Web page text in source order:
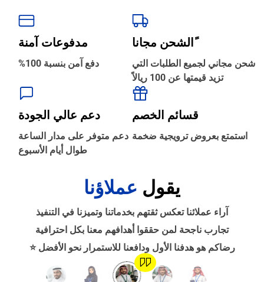
ًالشحن مجانا
شحن مجاني لجميع الطلبات التي
تزيد قيمتها عن 100 ريالاً
مدفوعات آمنة
دفع آمن بنسبة 100%
قسائم الخصم
استمتع بعروض ترويجية ضخمة
دعم عالي الجودة
دعم متوفر على مدار الساعة
طوال أيام الأسبوع
يقول عملاؤنا
آراء عملائنا تعكس ثقتهم بخدماتنا وتميزنا في التنفيذ
تجارب ناجحة لمن حققوا أهدافهم معنا بكل احترافية
رضاكم هو هدفنا الأول ودافعنا للاستمرار نحو الأفضل ⭐
الترجمة والبحوث ‹
الطباعة والأدوات المكتبية
حجز طيران ‹
الوظائف ‹
تصميم موقع/متجر/تطبيق